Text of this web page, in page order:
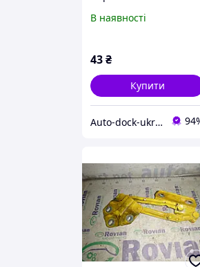
Пассат 2 Б4
В наявності
43₴
Купити
Auto-dock-ukraina Пропонуємо НОВІ та Б/У запчастини підбираємо по ВІН коду